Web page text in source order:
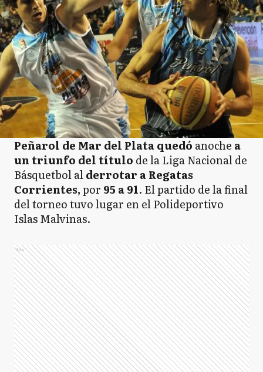
Peñarol de Mar del Plata quedó anoche a
un triunfo del título de la Liga Nacional de
Básquetbol alderrotar a Regatas
Corrientes,por 95 a 91. El partido de la final
del torneo tuvo lugar en el Polideportivo
Islas Malvinas.
Ads